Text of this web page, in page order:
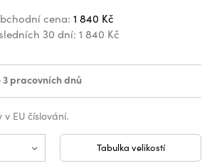
cena: 1 840 Kč
30 dní: 1 840 Kč
pracovních dnů
v EU číslování.
Tabulka velikostí